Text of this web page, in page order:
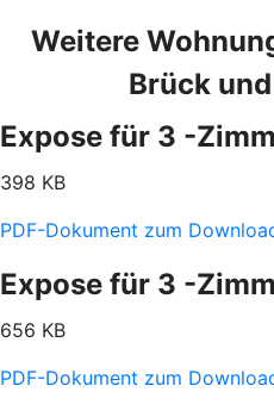
Weitere
Brück
Expose für 3 -
398 KB
PDF-Dokument zum
Expose für 3 -
656 KB
PDF-Dokument zum